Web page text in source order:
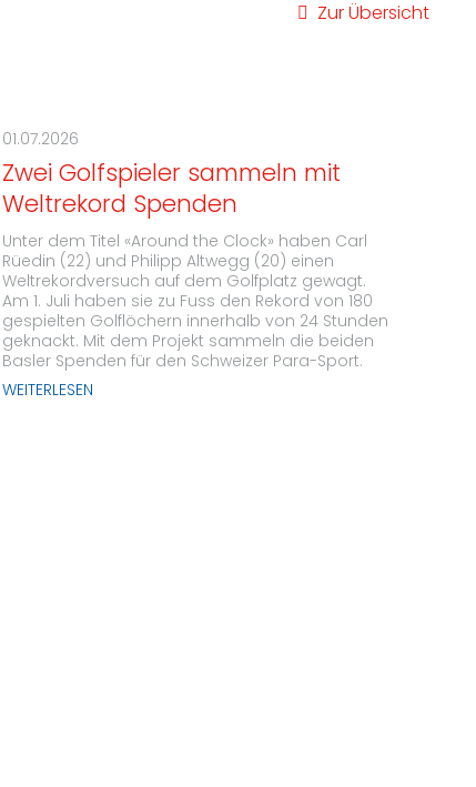
Zur Übersicht
01.07.2026
Zwei Golfspieler sammeln mit
Weltrekord Spenden
Unter dem Titel «Around the Clock» haben Carl
Rüedin (22) und Philipp Altwegg (20) einen
Weltrekordversuch auf dem Golfplatz gewagt.
Am 1. Juli haben sie zu Fuss den Rekord von 180
gespielten Golflöchern innerhalb von 24 Stunden
geknackt. Mit dem Projekt sammeln die beiden
Basler Spenden für den Schweizer Para-Sport.
WEITERLESEN